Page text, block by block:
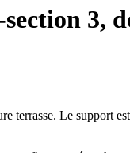
3,
terrasse. Le support